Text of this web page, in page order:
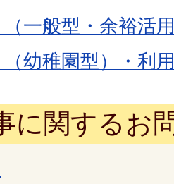
一般型・余裕活
幼稚園型）・利
に関するお